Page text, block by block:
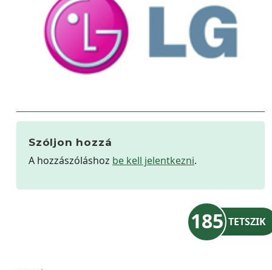
Szóljon hozzá
A hozzászóláshoz be kell jelentkezni.
185 TETSZIK